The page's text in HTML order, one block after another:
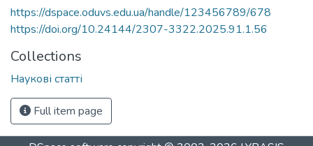
https://dspace.oduvs.edu.ua/handle/123456789/678
https://doi.org/10.24144/2307-3322.2025.91.1.56
Collections
Наукові статті
Full item page